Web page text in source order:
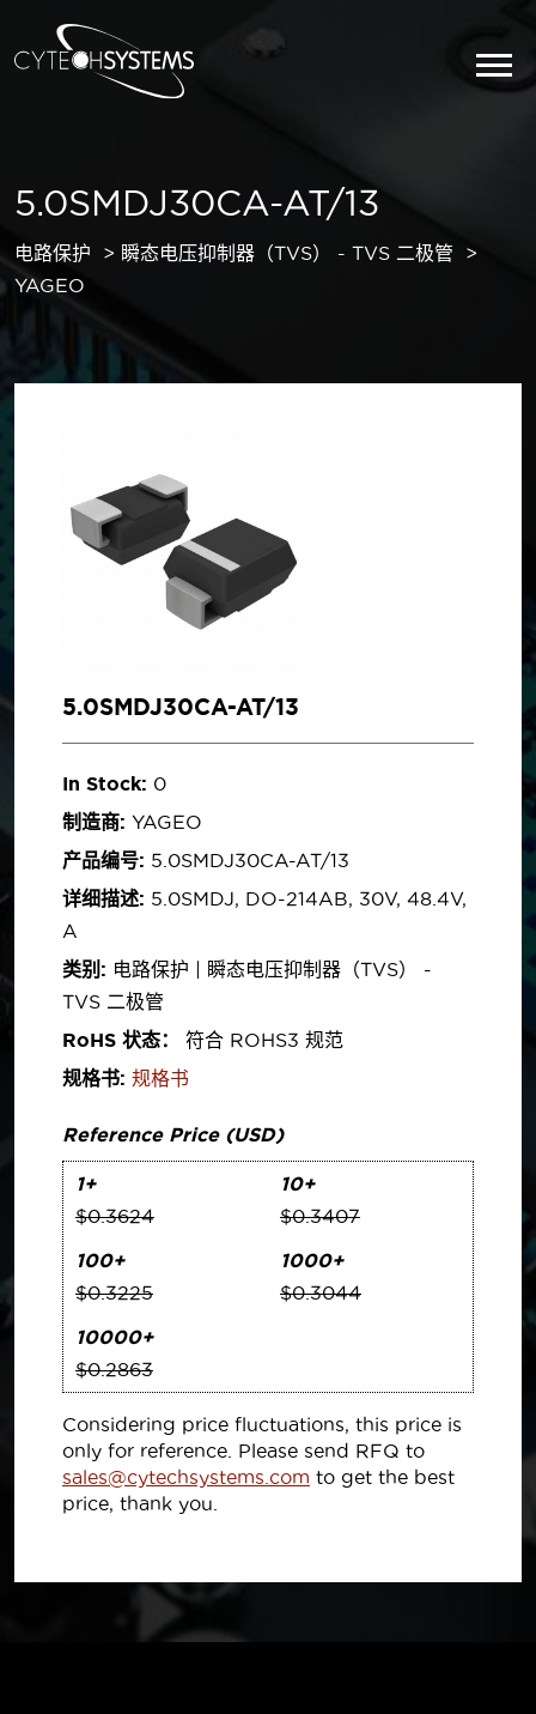
5.0SMDJ30CA-AT/13
电路保护
瞬态电压抑制器（TVS） - TVS 二极管
YAGEO
5.0SMDJ30CA-AT/13
In Stock: 0
制造商: YAGEO
产品编号: 5.0SMDJ30CA-AT/13
详细描述: 5.0SMDJ, DO-214AB, 30V, 48.4V,
A
类别: 电路保护 | 瞬态电压抑制器（TVS） -
TVS 二极管
RoHS 状态：
符合 ROHS3 规范
规格书: 规格书
Reference Price (USD)
1+
$0.3624
10+
$0.3407
100+
$0.3225
1000+
$0.3044
10000+
$0.2863
Considering price fluctuations, this price is
only for reference. Please send RFQ to
sales@cytechsystems.com to get the best
price, thank you.